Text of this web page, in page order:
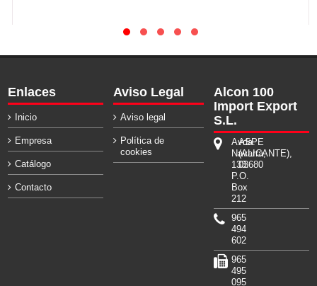
Enlaces
Inicio
Empresa
Catálogo
Contacto
Aviso Legal
Aviso legal
Política de
cookies
Alcon 100
Import Export
S.L.
Avda.
Navarra,
133.
P.O.
Box
212
ASPE
(ALICANTE),
03680
965
494
602
965
495
095